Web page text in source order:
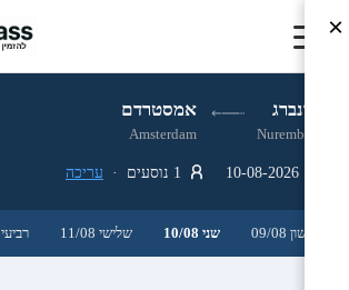
נירנברג אמסטרדם
Nuremberg
Amsterdam
עריכה
ראשון 09/08 שני 10/08 שלישי 11/08 רביעי 12/08
×